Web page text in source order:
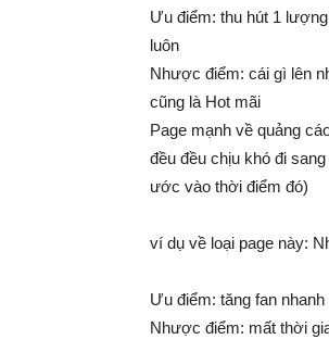
Ưu điểm: thu hút 1
luôn
Nhược điểm: cái gì lên
cũng là Hot mãi
Page mạnh về quảng
đều đều chịu khó đi
ước vào thời điểm đó)
ví dụ về loại page này:
Ưu điểm: tăng fan nhanh
Nhược điểm: mất thời